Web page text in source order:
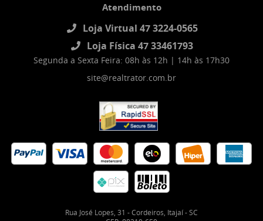
Atendimento
Loja Virtual 47 3224-0565
Loja Física 47 33461793
Segunda a Sexta Feira: 08h às 12h | 14h às 17h30
site@realtrator.com.br
Rua José Lopes, 31 -Cordeiros, Itajaí-SC